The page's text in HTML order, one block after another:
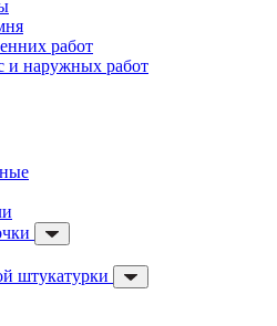
работ
и наружных работ
штукатурки